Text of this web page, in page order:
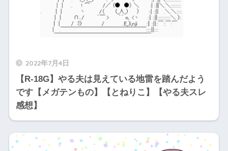
2022年7月4日
【R-18G】やる夫は見えている地雷を踏んだよう
です【メガテンもの】【とねりこ】【やる夫スレ
感想】